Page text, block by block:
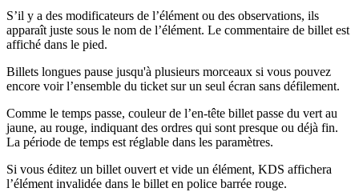
S’il y a des modificateurs de l’élément ou des observations, ils
apparaît juste sous le nom de l’élément. Le commentaire de billet est
affiché dans le pied.
Billets longues pause jusqu'à plusieurs morceaux si vous pouvez
encore voir l’ensemble du ticket sur un seul écran sans défilement.
Comme le temps passe, couleur de l’en-tête billet passe du vert au
jaune, au rouge, indiquant des ordres qui sont presque ou déjà fin.
La période de temps est réglable dans les paramètres.
Si vous éditez un billet ouvert et vide un élément, KDS affichera
l’élément invalidée dans le billet en police barrée rouge.